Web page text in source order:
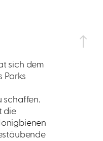
sich dem
Parks
schaffen.
die